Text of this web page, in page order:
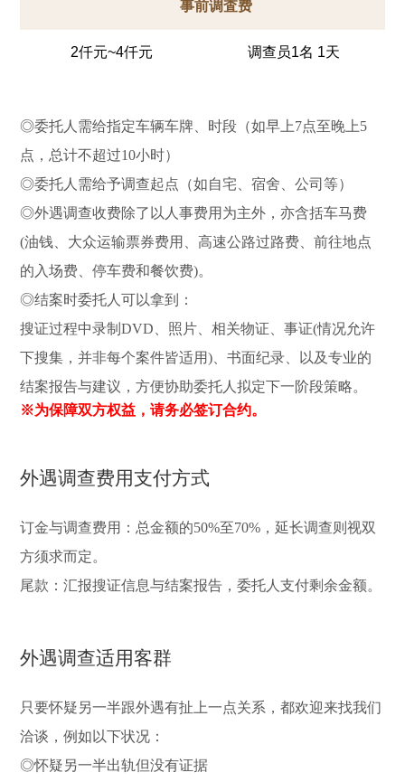
事前调査费
2仟元~4仟元 调查员1名 1天
◎委托人需给指定车辆车牌、时段（如早上7点至晚上5
点，总计不超过10小时）
◎委托人需给予调查起点（如自宅、宿舍、公司等）
◎外遇调查收费除了以人事费用为主外，亦含括车马费
(油钱、大众运输票券费用、高速公路过路费、前往地点
的入场费、停车费和餐饮费)。
◎结案时委托人可以拿到：
搜证过程中录制DVD、照片、相关物证、事证(情况允许
下搜集，并非每个案件皆适用)、书面纪录、以及专业的
结案报告与建议，方便协助委托人拟定下一阶段策略。
※为保障双方权益，请务必签订合约。
外遇调查费用支付方式
订金与调查费用：总金额的50%至70%，延长调查则视双
方须求而定。
尾款：汇报搜证信息与结案报告，委托人支付剩余金额。
外遇调查适用客群
只要怀疑另一半跟外遇有扯上一点关系，都欢迎来找我们
洽谈，例如以下状况：
◎怀疑另一半出轨但没有证据